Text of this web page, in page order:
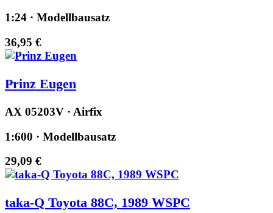
1:24 · Modellbausatz
36,95 €
Prinz Eugen
AX 05203V · Airfix
1:600 · Modellbausatz
29,09 €
taka-Q Toyota 88C, 1989 WSPC